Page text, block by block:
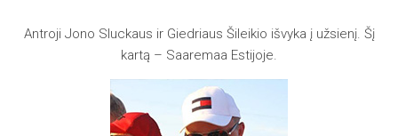
Antroji Jono Sluckaus ir Giedriaus Šileikio išvyka į užsienį. Šį
kartą – Saaremaa Estijoje.